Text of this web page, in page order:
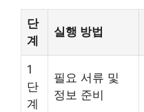
단
계
실행 방법
1
단
계
필요 서류 및
정보 준비